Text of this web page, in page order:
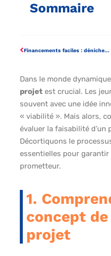
Sommaire
Financements faciles : dénichez des opportunités insoupçonnées pour votre entreprise
Dans le monde
projet est crucial. Les
souvent avec une idée
« viabilité ». Mais alors,
évaluer la faisabilité d’un
Décortiquons le
essentielles pour
prometteur.
1.
concept
projet